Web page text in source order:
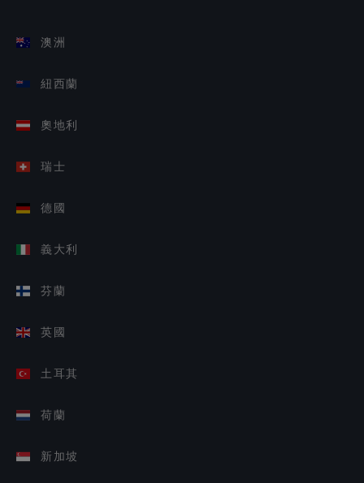
澳洲
紐西蘭
奧地利
瑞士
德國
義大利
芬蘭
英國
土耳其
荷蘭
新加坡